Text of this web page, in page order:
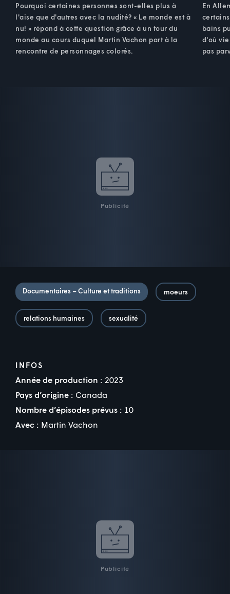
Pourquoi certaines personnes sont-elles plus à
l'aise que d'autres avec la nudité? « Le monde est à
nu! » répond à cette question grâce à un tour du
monde au cours duquel Martin Vachon part à la
rencontre de personnages colorés.
En
bains
d'où
pas
Publicité
Documentaires – Culture et traditions moeurs
relations humaines sexualité
INFOS
Année de production : 2023
Pays d’origine : Canada
Nombre d’épisodes prévus : 10
Avec : Martin Vachon
Publicité